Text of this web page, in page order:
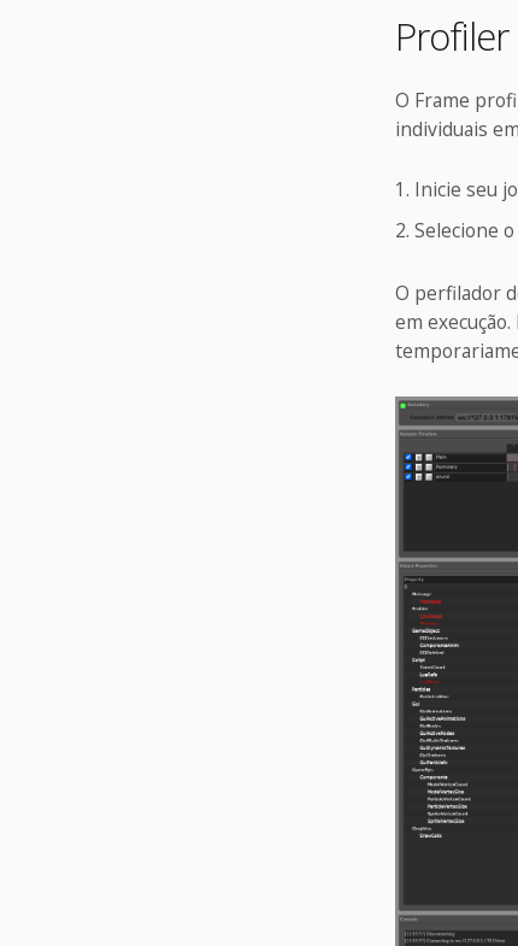
O Frame
individuais
Inicie seu
Selecione
O perfilador
em